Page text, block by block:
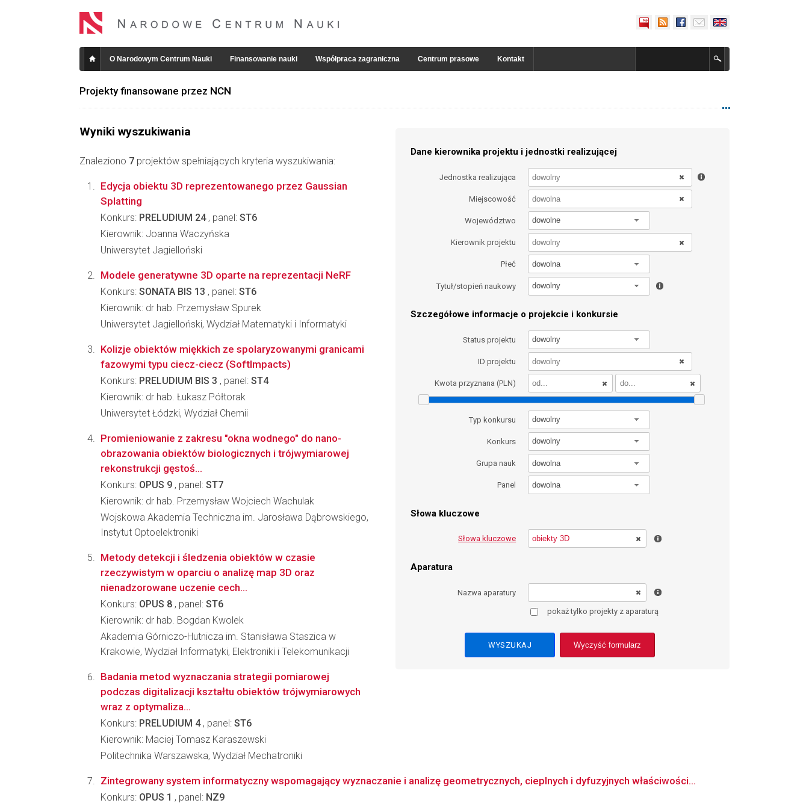
O Narodowym Centrum Nauki Finansowanie nauki Współpraca zagraniczna Centrum prasowe Kontakt
Projekty finansowane przez NCN
Wyniki wyszukiwania
Znaleziono 7 projektów spełniających kryteria wyszukiwania:
Dane kierownika projektu i jednostki realizującej
Jednostka realizująca
Miejscowość
Województwo dowolne
Kierownik projektu
Płeć dowolna
Tytuł/stopień naukowy dowolny
Szczegółowe informacje o projekcie i konkursie
Status projektu dowolny
ID projektu
Kwota przyznana (PLN)
Typ konkursu dowolny
Konkurs dowolny
Grupa nauk dowolna
Panel dowolna
Słowa kluczowe
Słowa kluczowe
Aparatura
Nazwa aparatury
pokaż tylko projekty z aparaturą
Wyczyść formularz
Edycja obiektu 3D reprezentowanego przez Gaussian
Splatting
Konkurs: PRELUDIUM 24, panel: ST6
Kierownik: Joanna Waczyńska
Uniwersytet Jagielloński
Modele generatywne 3D oparte na reprezentacji NeRF
Konkurs: SONATA BIS 13 , panel: ST6
Kierownik: dr hab. Przemysław Spurek
Uniwersytet Jagielloński, Wydział Matematyki i Informatyki
Kolizje obiektów miękkich ze spolaryzowanymi granicami
fazowymi typu ciecz-ciecz (SoftImpacts)
Konkurs: PRELUDIUM BIS 3 , panel: ST4
Kierownik: dr hab. Łukasz Półtorak
Uniwersytet Łódzki, Wydział Chemii
Promieniowanie z zakresu "okna wodnego" do nano-
obrazowania obiektów biologicznych i trójwymiarowej
rekonstrukcji gęstoś...
Konkurs: OPUS 9 , panel: ST7
Kierownik: dr hab. Przemysław Wojciech Wachulak
Wojskowa Akademia Techniczna im. Jarosława Dąbrowskiego,
Instytut Optoelektroniki
Metody detekcji i śledzenia obiektów w czasie
rzeczywistym w oparciu o analizę map 3D oraz
nienadzorowane uczenie cech...
Konkurs: OPUS 8 , panel: ST6
Kierownik: dr hab. Bogdan Kwolek
Akademia Górniczo-Hutnicza im. Stanisława Staszica w
Krakowie, Wydział Informatyki, Elektroniki i Telekomunikacji
Badania metod wyznaczania strategii pomiarowej
podczas digitalizacji kształtu obiektów trójwymiarowych
wraz z optymaliza...
Konkurs: PRELUDIUM 4, panel: ST6
Kierownik: Maciej Tomasz Karaszewski
Politechnika Warszawska, Wydział Mechatroniki
Zintegrowany system informatyczny wspomagający wyznaczanie i analizę geometrycznych, cieplnych i dyfuzyjnych właściwości...
Konkurs: OPUS 1 , panel: NZ9